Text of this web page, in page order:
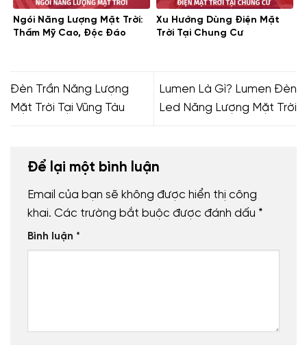
Ngói Năng Lượng Mặt Trời:
Thẩm Mỹ Cao, Độc Đáo
Xu Hướng Dùng Điện Mặt
Trời Tại Chung Cư
Đèn Trần Năng Lượng
Mặt Trời Tại Vũng Tàu
Lumen Là Gì? Lumen Đèn
Led Năng Lượng Mặt Trời
Để lại một bình luận
Email của bạn sẽ không được hiển thị công
khai. Các trường bắt buộc được đánh dấu *
Bình luận *